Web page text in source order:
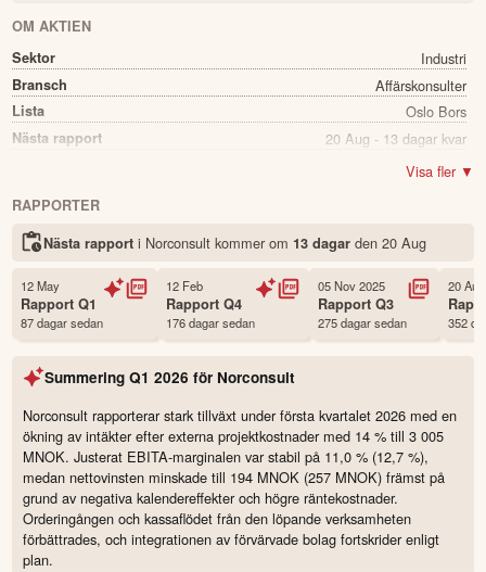
OM AKTIEN
Sektor
Industri
Bransch Affärskonsulter
Lista Oslo Bors
Nästa rapport 20 Aug - 13 dagar kvar
Ja
Namn Norconsult
NORCO
Status Noterad
Land Norge
Antal ägare Avanza
Antal ägare Nordnet
6,590 st
Källa:Börsdata
Visa fler ▼
RAPPORTER
Nästa rapport i Norconsult kommer om 13 dagarden 20 Aug
12 May
RapportQ1
87 dagar sedan
12 Feb
RapportQ4
176 dagar sedan
05 Nov 2025
RapportQ3
275 dagar sedan
20
352
Summering Q1 2026 för Norconsult
Norconsult rapporterar stark tillväxt under första kvartalet 2026 med en
ökning av intäkter efter externa projektkostnader med 14 % till 3 005
MNOK. Justerat EBITA-marginalen var stabil på 11,0 % (12,7 %),
medan nettovinsten minskade till 194 MNOK (257 MNOK) främst på
grund av negativa kalendereffekter och högre räntekostnader.
Orderingången och kassaflödet från den löpande verksamheten
förbättrades, och integrationen av förvärvade bolag fortskrider enligt
plan.